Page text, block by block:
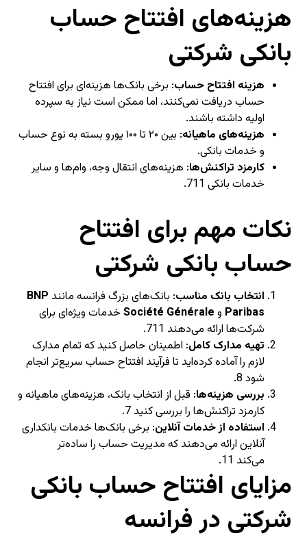
هزینه‌های افتتاح حساب
بانکی شرکتی
هزینه افتتاح حساب: برخی بانک‌ها هزینه‌ای برای افتتاح
حساب دریافت نمی‌کنند، اما ممکن است نیاز به سپرده
اولیه داشته باشند.
هزینه‌های ماهیانه
: بین ۲۰ تا ۱۰۰ یورو بسته به نوع حساب
و خدمات بانکی.
کارمزد تراکنش‌ها: هزینه‌های انتقال وجه، وام‌ها و سایر
خدمات بانکی
711
.
نکات مهم برای افتتاح
حساب بانکی شرکتی
انتخاب بانک مناسب: بانک‌های بزرگ فرانسه مانند BNP
Paribas و Société Générale خدمات ویژه‌ای برای
شرکت‌ها ارائه می‌دهند
711
.
تهیه مدارک کامل: اطمینان حاصل کنید که تمام مدارک
لازم را آماده کرده‌اید تا فرآیند افتتاح حساب سریع‌تر انجام
شود 8
.
بررسی هزینه‌ها: قبل از انتخاب بانک، هزینه‌های ماهیانه و
کارمزد تراکنش‌ها را بررسی کنید7
.
استفاده از خدمات آنلاین: برخی بانک‌ها خدمات بانکداری
آنلاین ارائه می‌دهند که مدیریت حساب را ساده‌تر
می‌کند 11
.
مزایای افتتاح حساب بانکی
شرکتی در فرانسه